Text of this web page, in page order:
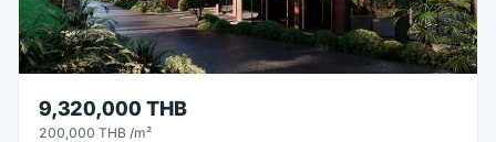
9,320,000 THB
200,000 THB /m²